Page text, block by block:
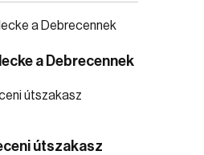
a Debrecennek
útszakasz